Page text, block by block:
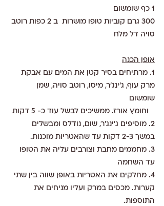
1 כף שומשום
300 גרם קוביות טופו מושרות  ב 2 כפות רוטב
סויה דל מלח
אופן הכנה
1. מרתיחים בסיר קטן את המים עם אבקת
מרק עוף, ג’ינג’ר, מיסו, רוטב סויה, שמן
שומשום
2. מוסיפים ג’ינג’ר, שום, נודלס ומבשלים
במשך 2-3 דקות עד שהאטריות מוכנות.
3. מחממים מחבת וצורבים עליה את הטופו
עד השחמה
4. מחלקים את האטריות באופן שווה בין שתי
קערות. מכסים במרק ועליו מניחים את
התוספות.